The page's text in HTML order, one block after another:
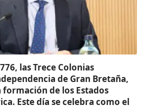
las Trece Colonias
de Gran Bretaña,
de los Estados
Este día se celebra como el